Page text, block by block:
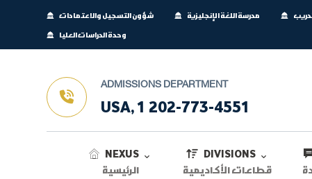
شؤون التسجيل والاعتمادات مدرسة اللغة الإنجليزية
وحدة الدراسات العليا
ADMISSIONS DEPARTMENT
USA, 1 202-773-4551
NEXUS
الرئيسية
DIVISIONS
قطاعات الأكاديمية